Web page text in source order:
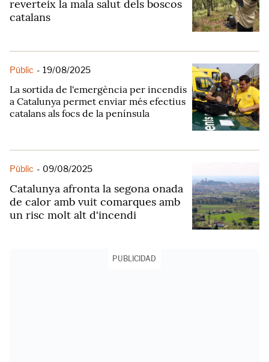
reverteix la mala salut dels boscos
catalans
Públic - 19/08/2025
La sortida de l'emergència per incendis
a Catalunya permet enviar més efectius
catalans als focs de la península
Públic - 09/08/2025
Catalunya afronta la segona onada
de calor amb vuit comarques amb
un risc molt alt d'incendi
PUBLICIDAD